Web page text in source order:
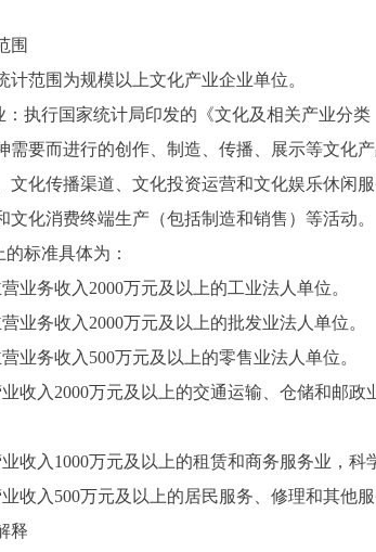
围
范围为规模以上文化产业企业单位。
行国家统计局印发的《文化及相关产业分类
需要而进行的创作、制造、传播、展示等文化
文化传播渠道、文化投资运营和文化娱乐休闲
文化消费终端生产（包括制造和销售）等活动。
标准具体为：
务收入2000万元及以上的工业法人单位。
务收入2000万元及以上的批发业法人单位。
务收入500万元及以上的零售业法人单位。
入2000万元及以上的交通运输、仓储和邮政
入1000万元及以上的租赁和商务服务业，科
入500万元及以上的居民服务、修理和其他服
释